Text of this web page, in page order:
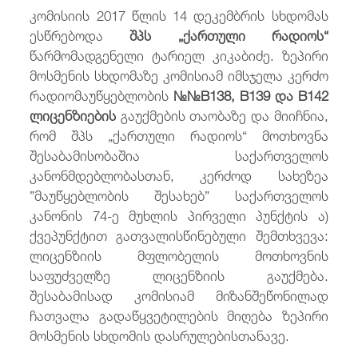
კომისიის 2017 წლის 14 დეკემბრის სხდომას
ესწრებოდაშპს „ქართული რადიოს“
წარმომადგენელი ტარიელ კიკაბიძე. ზეპირი
მოსმენის სხდომაზე კომისიამ იმსჯელა კერძო
რადიომაუწყებლობის №№B138, B139 და B142
ლიცენზიებისგაუქმების თაობაზე და მიიჩნია,
რომ შპს „ქართული რადიოს“ მოთხოვნა
შესაბამისობაშია საქართველოს
კანონმდებლობასთან, კერძოდ სახეზეა
”მაუწყებლობის შესახებ” საქართველოს
კანონის 74-ე მუხლის პირველი პუნქტის ა)
ქვეპუნქტით გათვალისწინებული შემთხვევა:
ლიცენზიის მფლობელის მოთხოვნის
საფუძველზე ლიცენზიის გაუქმება.
შესაბამისად კომისიამ მიზანშეწონილად
ჩათვალა გადაწყვეტილების მიღება ზეპირი
მოსმენის სხდომის დასრულებისთანავე.